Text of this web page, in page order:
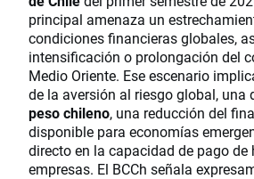
principal amenaza un
condiciones financieras globales,
intensificación o prolongación del
Medio Oriente. Ese escenario
de la aversión al riesgo global, una
peso chileno, una reducción del
disponible para economías
directo en la capacidad de pago de
empresas. El BCCh señala